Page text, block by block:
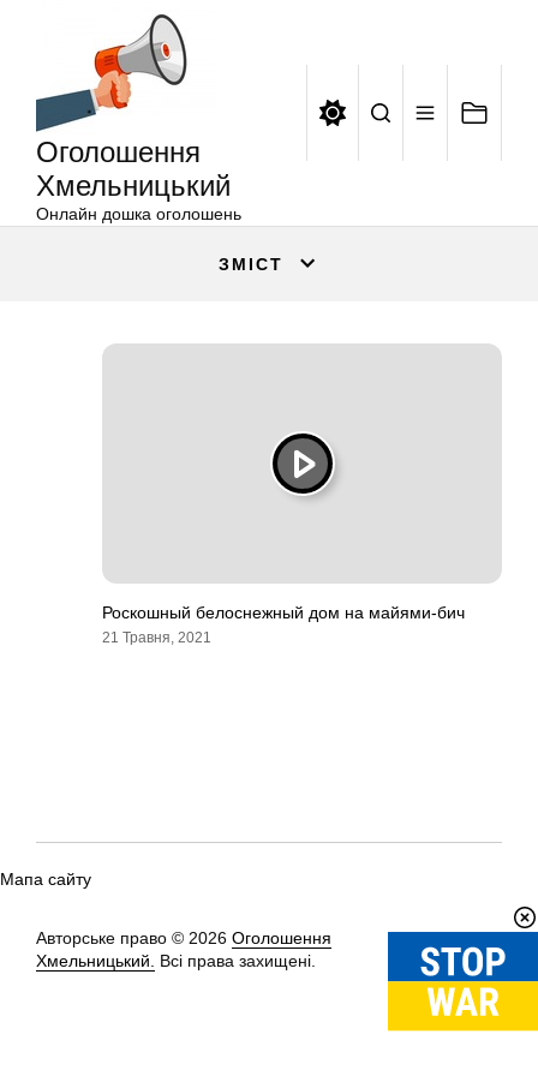
Оголошення
Хмельницький
Онлайн дошка оголошень
ЗМІСТ
Роскошный белоснежный дом на майями-бич
21 Травня, 2021
Мапа сайту
Авторське право © 2026 Оголошення
Хмельницький.
Всі права захищені.
Вгору↑